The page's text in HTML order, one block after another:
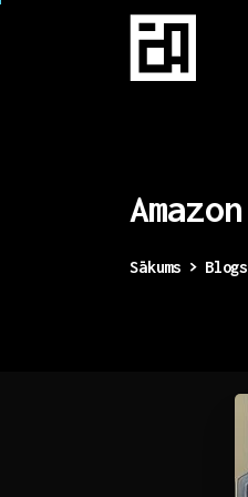
Amazon
Sākums Blogs